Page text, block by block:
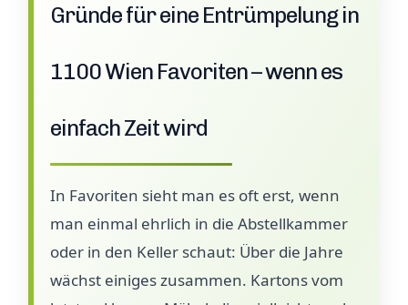
Gründe für eine Entrümpelung in
1100 Wien Favoriten – wenn es
einfach Zeit wird
In Favoriten sieht man es oft erst, wenn
man einmal ehrlich in die Abstellkammer
oder in den Keller schaut: Über die Jahre
wächst einiges zusammen. Kartons vom